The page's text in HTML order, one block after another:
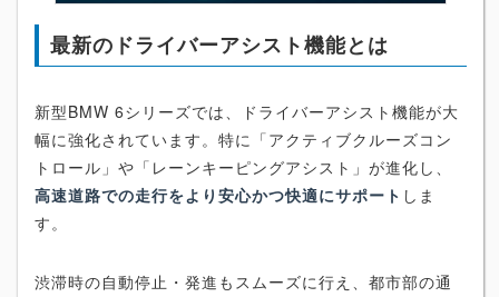
最新のドライバーアシスト機能とは
新型BMW 6シリーズでは、ドライバーアシスト機能が大
幅に強化されています。特に「アクティブクルーズコン
トロール」や「レーンキーピングアシスト」が進化し、
高速道路での走行をより安心かつ快適にサポート しま
す。
渋滞時の自動停止・発進もスムーズに行え、都市部の通